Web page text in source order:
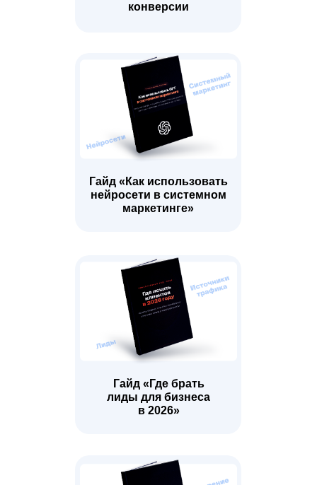
Гайд «Где брать
лиды для бизнеса
в 2026»
Гайд «Как использовать
нейросети в системном
маркетинге»
конверсии